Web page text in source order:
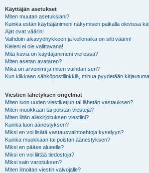
Käyttäjän asetukset
Miten muutan asetuksiani?
Kuinka estän käyttäjänimeni näkymisen paikalla olevissa
Ajat ovat väärin!
Vaihdoin aikavyöhykkeen ja kellonaika on silti väärin!
Kieleni ei ole valittavana!
Mitä kuvia on käyttäjänimeni vieressä?
Miten asetan avataren?
Mikä on arvonimi ja miten vaihdan sen?
Kun klikkaan sähköpostilinkkiä, minua pyydetään
Viestien lähetyksen ongelmat
Miten luon uuden viestiketjun tai lähetän vastauksen?
Miten muokkaan tai poistan viestejä?
Miten liitän allekirjoituksen viestiini?
Kuinka luon äänestyksen?
Miksi en voi lisätä vastausvaihtoehtoja kyselyyn?
Kuinka muokkaan tai poistan äänestyksen?
Miksi en pääse alueelle?
Miksi en voi liittää tiedostoja?
Miksi sain varoituksen?
Miten ilmoitan viestin valvojalle?